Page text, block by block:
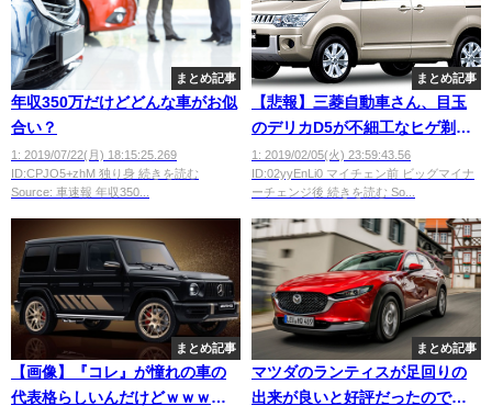
まとめ記事
年収350万だけどどんな車がお似
合い？
1: 2019/07/22(月) 18:15:25.269
ID:CPJO5+zhM 独り身 続きを読む
Source: 車速報 年収350...
まとめ記事
【悲報】三菱自動車さん、目玉
のデリカD5が不細工なヒゲ剃り
顔になってしまう
wwwwwwwwwwwww
1: 2019/02/05(火) 23:59:43.56
ID:02yyEnLi0 マイチェン前 ビッグマイナ
ーチェンジ後 続きを読む So...
まとめ記事
【画像】『コレ』が憧れの車の
代表格らしいんだけどｗｗｗｗ
まとめ記事
マツダのランティスが足回りの
出来が良いと好評だったので、